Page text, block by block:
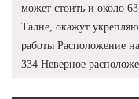
может стоить и около
Талне, окажут
работы Расположение
334 Неверное